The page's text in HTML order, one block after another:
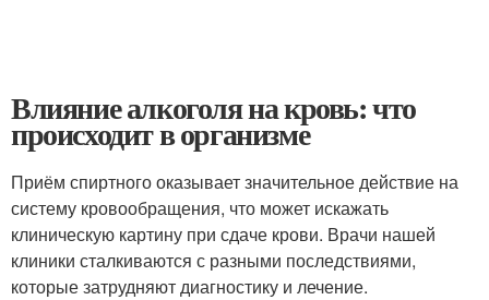
Влияние алкоголя на кровь: что
происходит в организме
Приём спиртного оказывает значительное действие на
систему кровообращения, что может искажать
клиническую картину при сдаче крови. Врачи нашей
клиники сталкиваются с разными последствиями,
которые затрудняют диагностику и лечение.